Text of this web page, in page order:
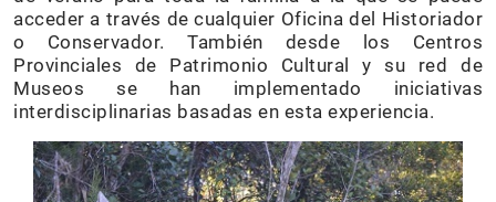
acceder a través de cualquier Oficina del Historiador
o Conservador. También desde los Centros
Provinciales de Patrimonio Cultural y su red de
Museos se han implementado iniciativas
interdisciplinarias basadas en esta experiencia.